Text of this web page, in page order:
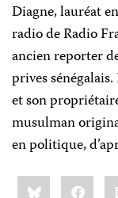
Diagne, lauréat
radio de Radio
ancien reporter
prives
et son
musulman
en politique,
Share
this:Bluesky